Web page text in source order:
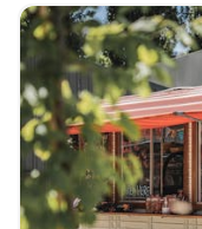
形跑道、滑板公园